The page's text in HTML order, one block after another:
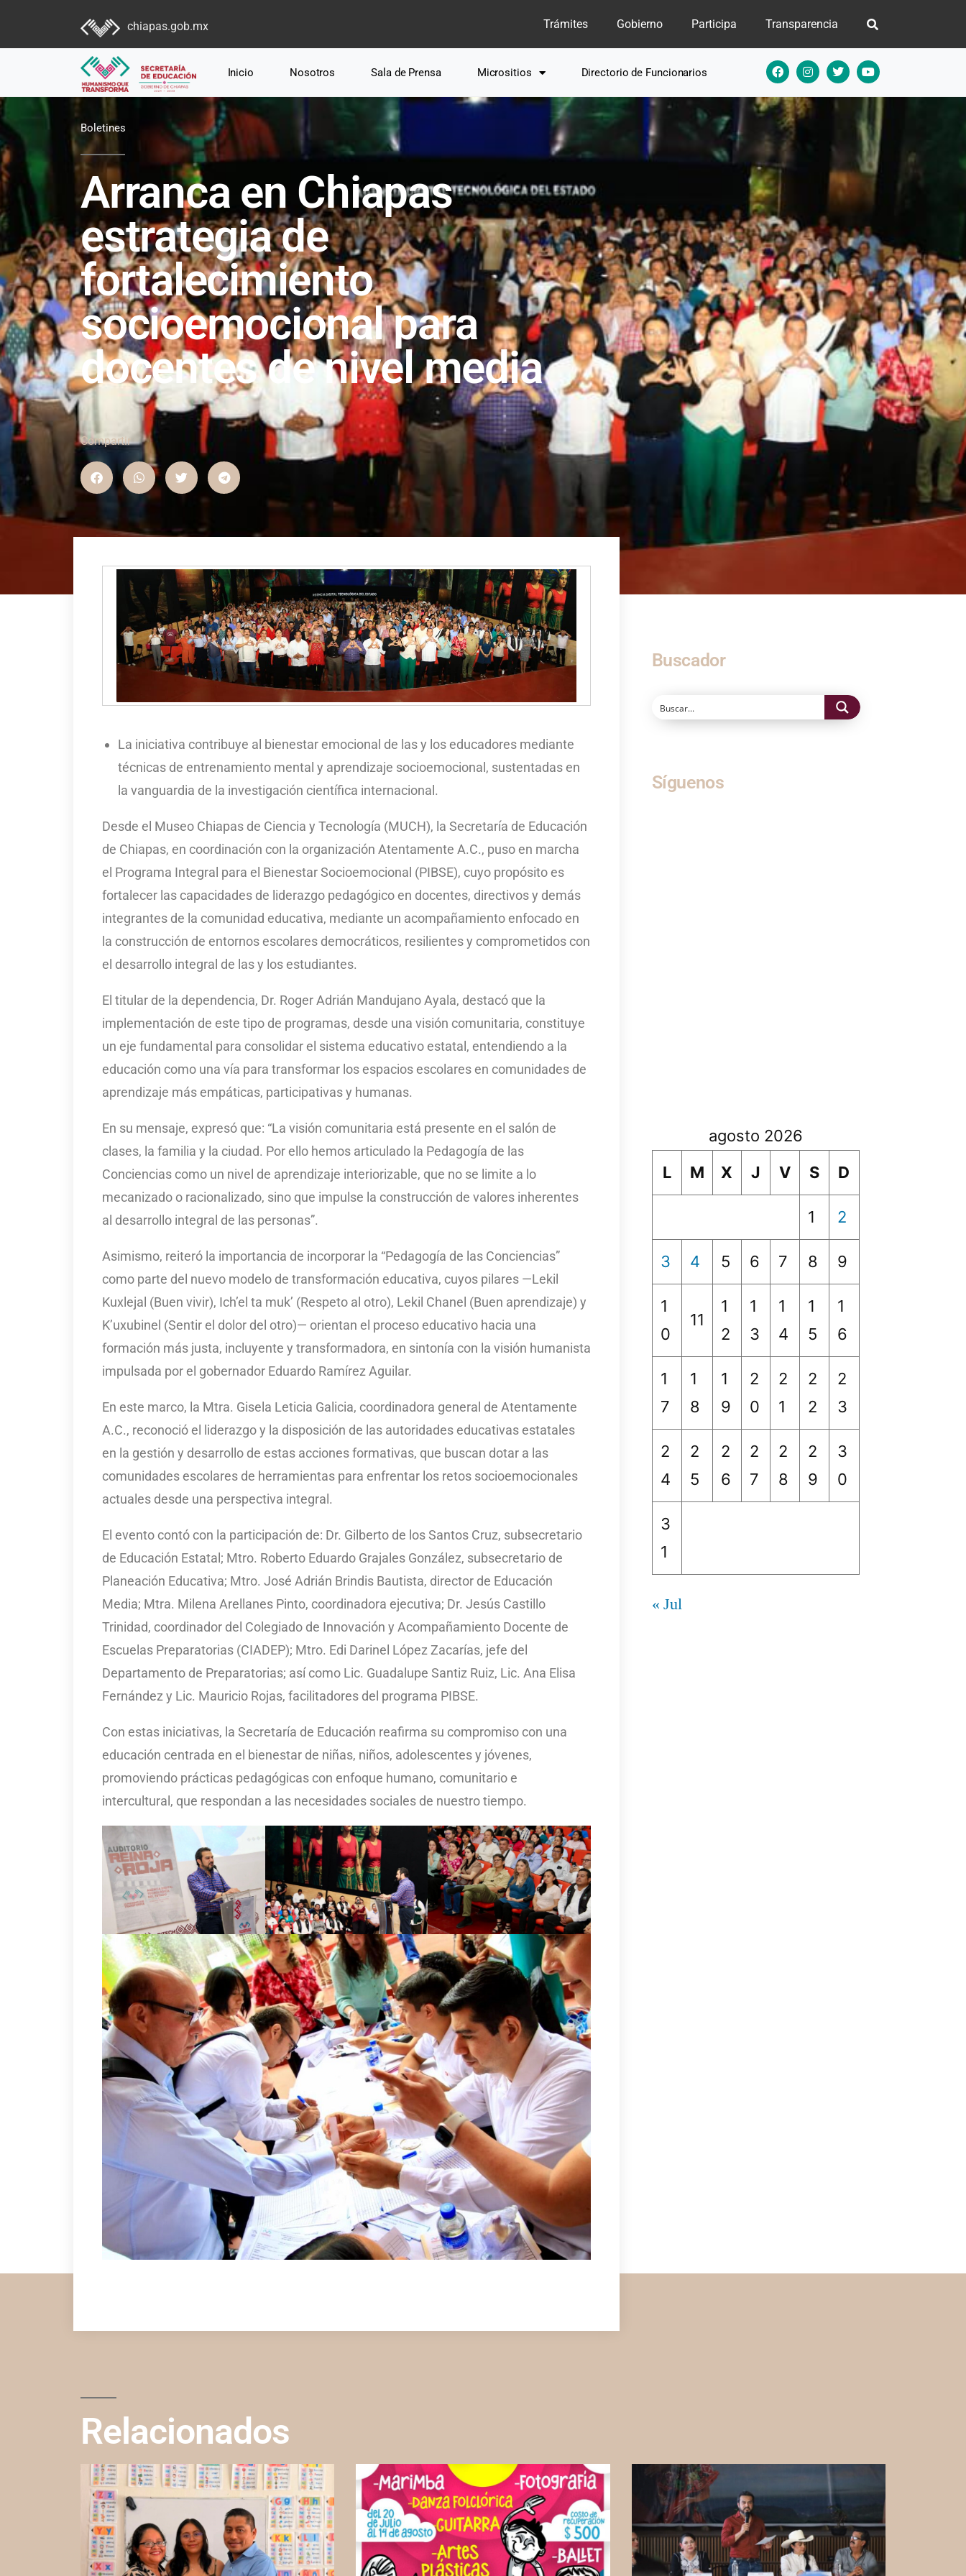
chiapas.gob.mx Trámites Gobierno Participa Transparencia
Inicio Nosotros Sala de Prensa Micrositios Directorio de Funcionarios
Boletines
Arranca en Chiapas
estrategia de
fortalecimiento
socioemocional para
docentes de nivel media
Compartir
La iniciativa contribuye al bienestar emocional de las y los educadores mediante
técnicas de entrenamiento mental y aprendizaje socioemocional, sustentadas en
la vanguardia de la investigación científica internacional.
Desde el Museo Chiapas de Ciencia y Tecnología (MUCH), la Secretaría de Educación
de Chiapas, en coordinación con la organización Atentamente A.C., puso en marcha
el Programa Integral para el Bienestar Socioemocional (PIBSE), cuyo propósito es
fortalecer las capacidades de liderazgo pedagógico en docentes, directivos y demás
integrantes de la comunidad educativa, mediante un acompañamiento enfocado en
la construcción de entornos escolares democráticos, resilientes y comprometidos con
el desarrollo integral de las y los estudiantes.
El titular de la dependencia, Dr. Roger Adrián Mandujano Ayala, destacó que la
implementación de este tipo de programas, desde una visión comunitaria, constituye
un eje fundamental para consolidar el sistema educativo estatal, entendiendo a la
educación como una vía para transformar los espacios escolares en comunidades de
aprendizaje más empáticas, participativas y humanas.
En su mensaje, expresó que: “La visión comunitaria está presente en el salón de
clases, la familia y la ciudad. Por ello hemos articulado la Pedagogía de las
Conciencias como un nivel de aprendizaje interiorizable, que no se limite a lo
mecanizado o racionalizado, sino que impulse la construcción de valores inherentes
al desarrollo integral de las personas”.
Asimismo, reiteró la importancia de incorporar la “Pedagogía de las Conciencias”
como parte del nuevo modelo de transformación educativa, cuyos pilares —Lekil
Kuxlejal (Buen vivir), Ich’el ta muk’ (Respeto al otro), Lekil Chanel (Buen aprendizaje) y
K’uxubinel (Sentir el dolor del otro)— orientan el proceso educativo hacia una
formación más justa, incluyente y transformadora, en sintonía con la visión humanista
impulsada por el gobernador Eduardo Ramírez Aguilar.
En este marco, la Mtra. Gisela Leticia Galicia, coordinadora general de Atentamente
A.C., reconoció el liderazgo y la disposición de las autoridades educativas estatales
en la gestión y desarrollo de estas acciones formativas, que buscan dotar a las
comunidades escolares de herramientas para enfrentar los retos socioemocionales
actuales desde una perspectiva integral.
El evento contó con la participación de: Dr. Gilberto de los Santos Cruz, subsecretario
de Educación Estatal; Mtro. Roberto Eduardo Grajales González, subsecretario de
Planeación Educativa; Mtro. José Adrián Brindis Bautista, director de Educación
Media; Mtra. Milena Arellanes Pinto, coordinadora ejecutiva; Dr. Jesús Castillo
Trinidad, coordinador del Colegiado de Innovación y Acompañamiento Docente de
Escuelas Preparatorias (CIADEP); Mtro. Edi Darinel López Zacarías, jefe del
Departamento de Preparatorias; así como Lic. Guadalupe Santiz Ruiz, Lic. Ana Elisa
Fernández y Lic. Mauricio Rojas, facilitadores del programa PIBSE.
Con estas iniciativas, la Secretaría de Educación reafirma su compromiso con una
educación centrada en el bienestar de niñas, niños, adolescentes y jóvenes,
promoviendo prácticas pedagógicas con enfoque humano, comunitario e
intercultural, que respondan a las necesidades sociales de nuestro tiempo.
Buscador
Síguenos
agosto 2026
L
M X J V S D
1 2
3 4 5 6 7 8 9
1
0
11
1
2
1
3
1
4
1
5
1
6
1
7
1
8
1
9
2
0
2
1
2
2
2
3
2
4
2
5
2
6
2
7
2
8
2
9
3
0
3
1
« Jul
Relacionados